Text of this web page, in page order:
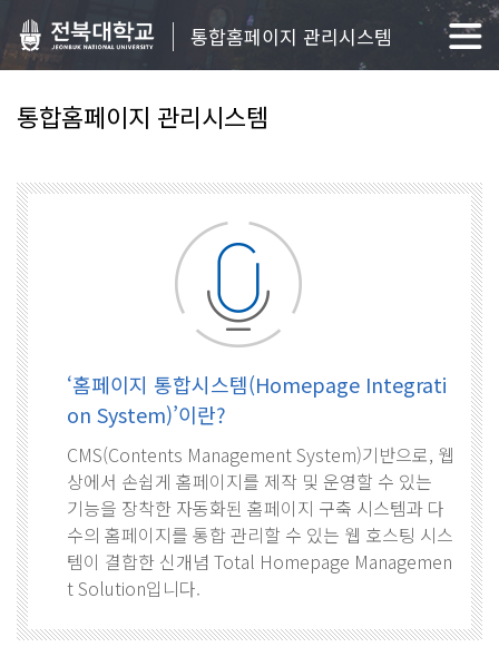
통합홈페이지 관리시스템
통합홈페이지 관리시스템
‘홈페이지 통합시스템(Homepage Integrati
on System)’이란?
CMS(Contents Management System)기반으로, 웹
상에서 손쉽게 홈페이지를 제작 및 운영할 수 있는
기능을 장착한 자동화된 홈페이지 구축 시스템과 다
수의 홈페이지를 통합 관리할 수 있는 웹 호스팅 시스
템이 결합한 신개념 Total Homepage Managemen
t Solution입니다.